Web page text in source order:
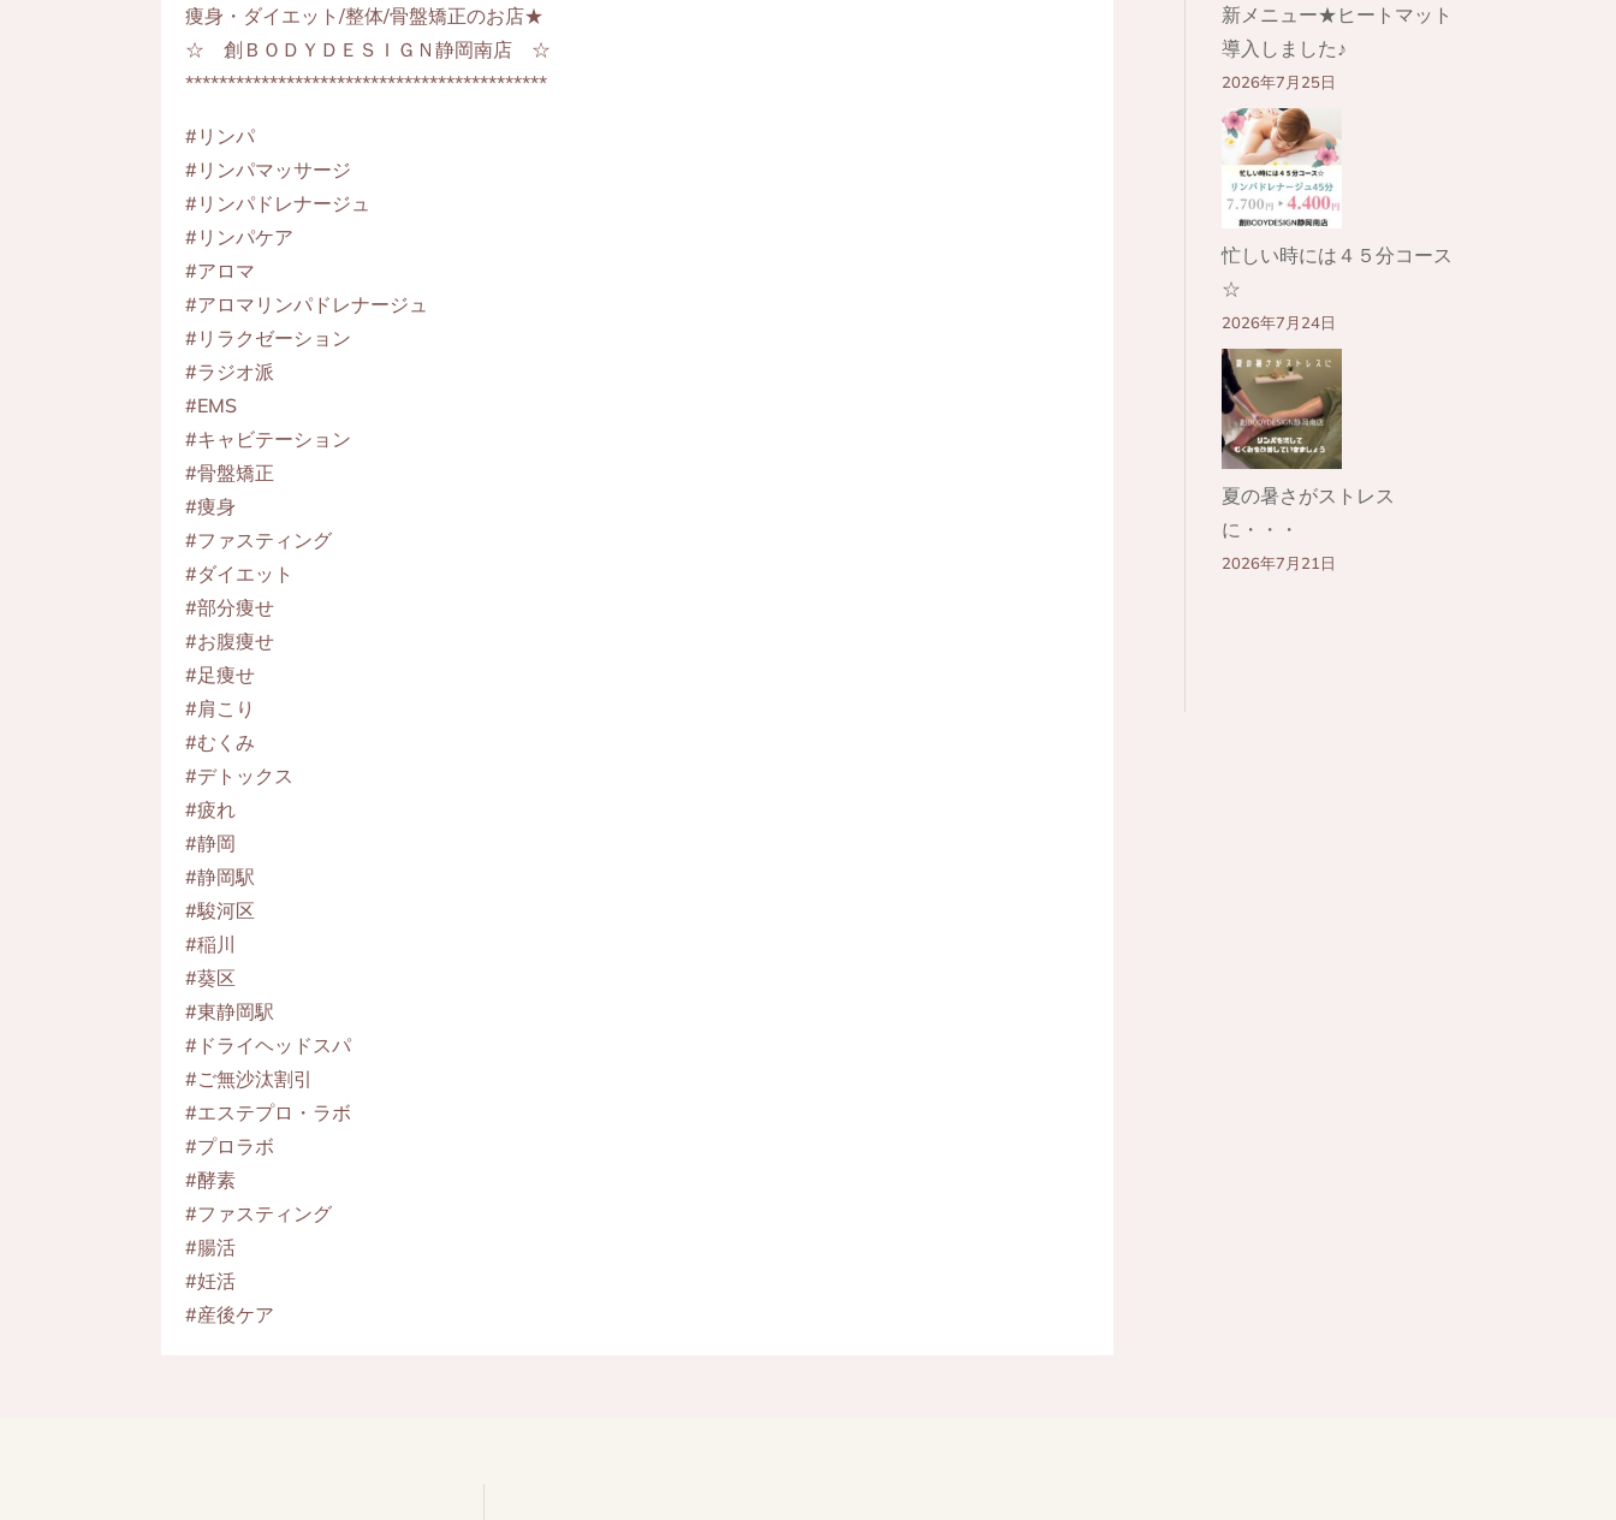
痩身・ダイエット/整体/骨盤矯正のお店★
☆ 創ＢＯＤＹＤＥＳＩＧＮ静岡南店 ☆
*******************************************
#リンパ
#リンパマッサージ
#リンパドレナージュ
#リンパケア
#アロマ
#アロマリンパドレナージュ
#リラクゼーション
#ラジオ派
#EMS
#キャビテーション
#骨盤矯正
#痩身
#ファスティング
#ダイエット
#部分痩せ
#お腹痩せ
#足痩せ
#肩こり
#むくみ
#デトックス
#疲れ
#静岡
#静岡駅
#駿河区
#稲川
#葵区
#東静岡駅
#ドライヘッドスパ
#ご無沙汰割引
#エステプロ・ラボ
#プロラボ
#酵素
#ファスティング
#腸活
#妊活
#産後ケア
新メニュー★ヒートマット
導入しました♪
2026年7月25日
忙しい時には４５分コース
☆
2026年7月24日
夏の暑さがストレス
に・・・
2026年7月21日